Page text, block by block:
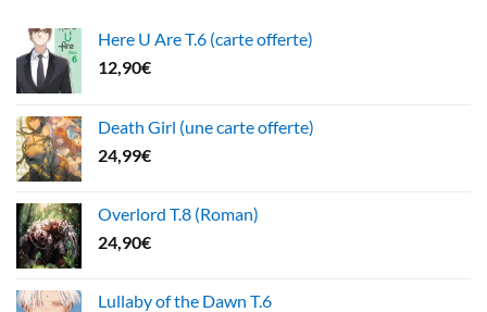
Here U Are T.6 (carte offerte)
12,90€
Death Girl (une carte offerte)
24,99€
Overlord T.8 (Roman)
24,90€
Lullaby of the Dawn T.6